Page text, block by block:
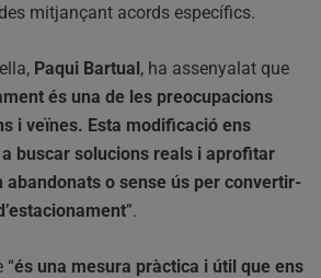
mitjançant acords específics.
Paqui Bartual, ha assenyalat que
és una de les preocupacions
i veïnes. Esta modificació ens
buscar solucions reals i aprofitar
abandonats o sense ús per convertir-
”.
“és una mesura pràctica i útil que ens